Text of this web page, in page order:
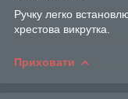
Ручку легко
хрестова викрутка.
Приховати